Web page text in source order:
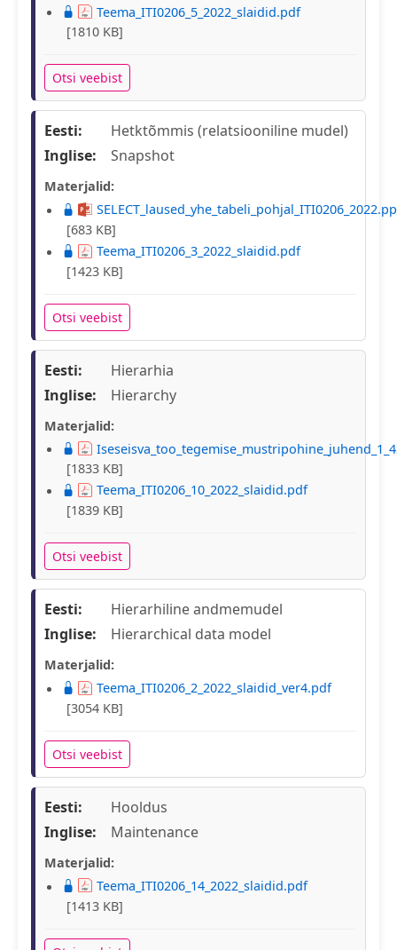
Teema_ITI0206_5_2022_slaidid.pdf
[1810 KB]
Otsi veebist
Eesti:
Hetktõmmis (relatsiooniline mudel)
Inglise:
Snapshot
Materjalid:
[683 KB]
Teema_ITI0206_3_2022_slaidid.pdf
[1423 KB]
Otsi veebist
Eesti:
Hierarhia
Inglise:
Hierarchy
Materjalid:
[1833 KB]
Teema_ITI0206_10_2022_slaidid.pdf
[1839 KB]
Otsi veebist
Eesti:
Hierarhiline andmemudel
Inglise:
Hierarchical data model
Materjalid:
Teema_ITI0206_2_2022_slaidid_ver4.pdf
[3054 KB]
Otsi veebist
Eesti:
Hooldus
Inglise:
Maintenance
Materjalid:
Teema_ITI0206_14_2022_slaidid.pdf
[1413 KB]